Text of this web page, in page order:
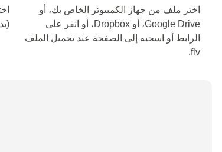
اختر ملف من جهاز الكمبيوتر الخاص بك، أو
Google Drive، أو Dropbox، أو انقر على
الرابط أو اسحبه إلى الصفحة عند تحميل الملف
flv.